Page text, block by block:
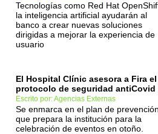
Tecnologías como Red Hat
la inteligencia artificial ayudarán al
banco a crear nuevas soluciones
dirigidas a mejorar la experiencia de
usuario
El Hospital Clínic asesora a Fira el
protocolo de seguridad antiCovid
Escrito por: Agencias Externas
Se enmarca en el plan de
que prepara la institución para la
celebración de eventos en otoño.